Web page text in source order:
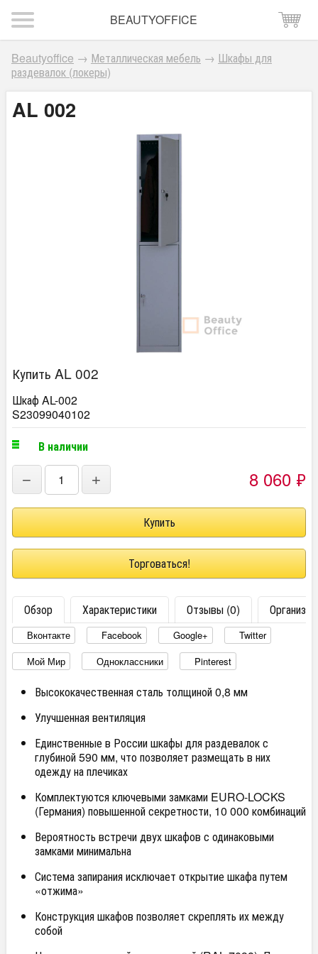
BEAUTYOFFICE
Beautyoffice → Металлическая мебель → Шкафы для
раздевалок (локеры)
AL 002
Купить AL 002
Шкаф AL-002
S23099040102
В наличии
− + 8 060 ₽
Торговаться!
Обзор Характеристики Отзывы (0)
Вконтакте Facebook Google+
Twitter
Мой Мир
Одноклассники Pinterest
Высококачественная сталь толщиной 0,8 мм
Улучшенная вентиляция
Единственные в России шкафы для раздевалок с
глубиной 590 мм, что позволяет размещать в них
одежду на плечиках
Комплектуются ключевыми замками EURO-LOCKS
(Германия) повышенной секретности, 10 000 комбинаций
Вероятность встречи двух шкафов с одинаковыми
замками минимальна
Система запирания исключает открытие шкафа путем
«отжима»
Конструкция шкафов позволяет скреплять их между
собой